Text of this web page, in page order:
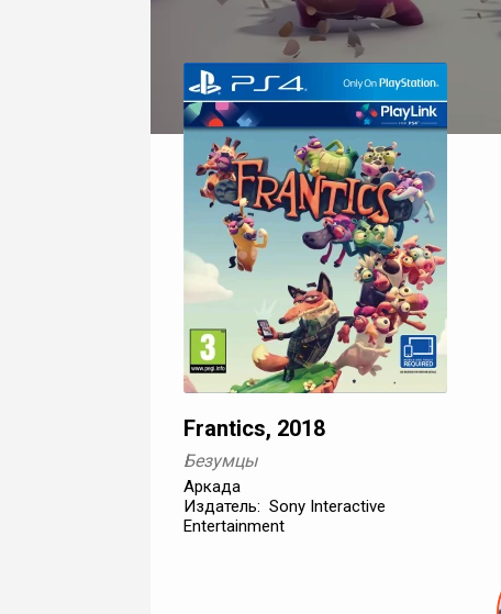
Frantics, 2018
Безумцы
Аркада
Издатель: Sony Interactive
Entertainment